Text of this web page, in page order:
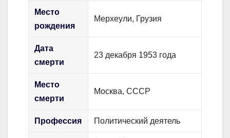
Место
рождения
Мерхеули, Грузия
Дата
смерти
23 декабря 1953 года
Место
смерти
Москва, СССР
Профессия Политический деятель